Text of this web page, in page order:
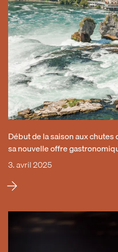
Début de la saison aux
sa nouvelle offre
3. avril 2025